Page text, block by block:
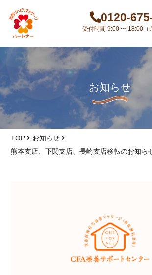
0120-
受付時間 9:00 〜 18:00（
お知らせ
TOP
お知らせ
熊本支店、下関支店、長崎支店移転のお知ら